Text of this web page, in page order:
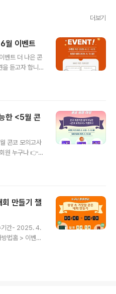
더보기
월 이벤트
벤트 더 나은 콘
듣고자 합니
가지도 좋고,
일 정: 2025.
- 이벤트 - 콘
: 6.13.(금) 콘코
이드+양념치
한 <5월 콘
콘코 모의고사
원 누구나 👉
이벤트 > 5월
다. 👉 퀴 즈1.
용이 아닌 것
설 공모전 모
년 영상.영화
29s5xc
만들기 챌
기간- 2025. 4.
법홈 > 이벤트
.공모전을만들